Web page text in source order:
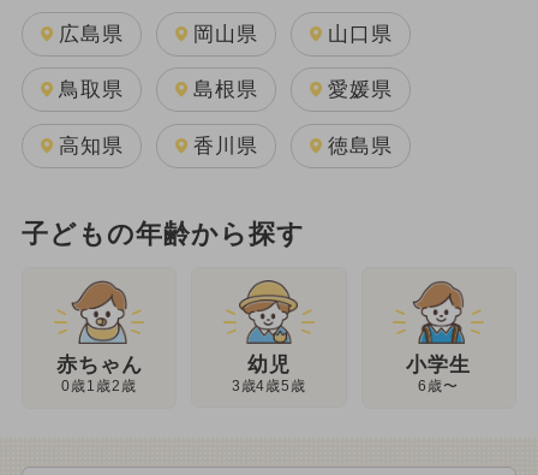
広島県 岡山県 山口県
鳥取県 島根県 愛媛県
高知県 香川県 徳島県
子どもの年齢から探す
赤ちゃん
0歳1歳2歳
幼児
3歳4歳5歳
小学生
6歳〜